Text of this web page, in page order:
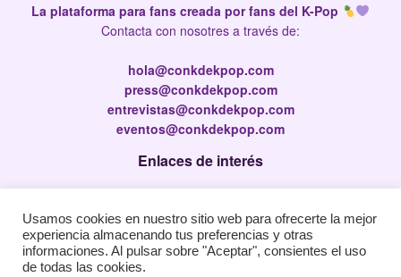
La plataforma para fans creada por fans del K-Pop
Contacta con nosotres a través de:
hola@conkdekpop.com
press@conkdekpop.com
entrevistas@conkdekpop.com
eventos@conkdekpop.com
Enlaces de interés
Política de privacidad
Política de Cookies
Usamos cookies en nuestro sitio web para ofrecerte la mejor
experiencia almacenando tus preferencias y otras
informaciones. Al pulsar sobre "Aceptar", consientes el uso
de todas las cookies.